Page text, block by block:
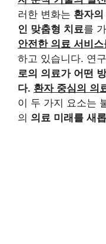
러한 변화는 환자
인 맞춤형 치료를
안전한 의료 서비
하고 있습니다. 연
로의 의료가 어떤
다. 환자 중심의 의
이 두 가지 요소는
의 의료 미래를 새